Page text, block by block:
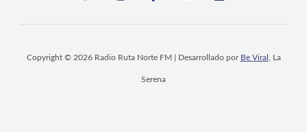
Copyright © 2026 Radio Ruta Norte FM | Desarrollado por Be Viral , La
Serena